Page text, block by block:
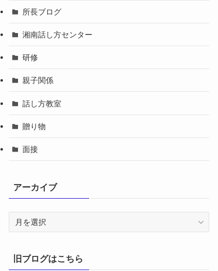
所長ブログ
湘南話し方センター
研修
親子関係
話し方教室
贈り物
面接
アーカイブ
イ
ブ
旧ブログはこちら